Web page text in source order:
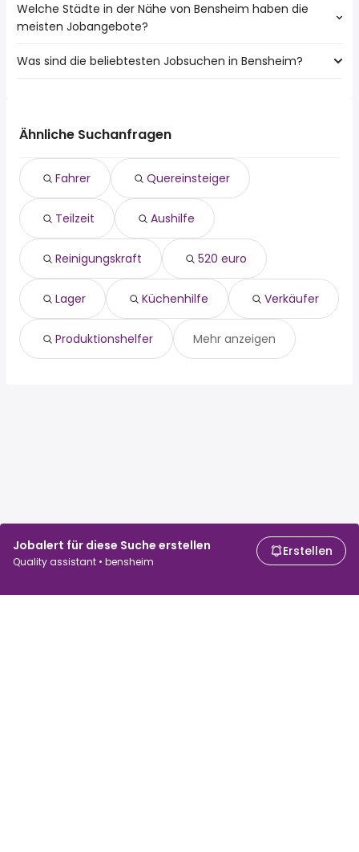
Jobalert für diese Suche erstellen
Quality assistant • bensheim
Erstellen
Städte in der Nähe von Bensheim mit den meisten quality
assistant Jobs:
Worms
Riedstadt
Welche Städte in der Nähe von Bensheim haben die
meisten Jobangebote?
10 Städte in der Nähe von Bensheim mit den meisten
Weinheim
Pfungstadt
Riedstadt
Biblis
Was sind die beliebtesten Jobsuchen in Bensheim?
quereinsteiger
reinigungskraft
520 euro
lager
küchenhilfe
verkäufer
Ähnliche Suchanfragen
Fahrer Quereinsteiger
Teilzeit Aushilfe
Reinigungskraft 520 euro
Lager Küchenhilfe Verkäufer
Produktionshelfer Mehr anzeigen